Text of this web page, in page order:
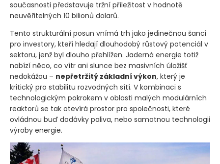
současnosti představuje tržní příležitost v hodnotě
neuvěřitelných 10 bilionů dolarů.
Tento strukturální posun vnímá trh jako jedinečnou šanci
pro investory, kteří hledají dlouhodobý růstový potenciál v
sektoru, jenž byl dlouho přehlížen. Jaderná energie totiž
nabízí něco, co vítr ani slunce bez masivních úložišť
nedokážou – nepřetržitý základní výkon, který je
kritický pro stabilitu rozvodných sítí. V kombinaci s
technologickým pokrokem v oblasti malých modulárních
reaktorů se tak otevírá prostor pro společnosti, které
ovládnou buď dodávky paliva, nebo samotnou technologii
výroby energie.